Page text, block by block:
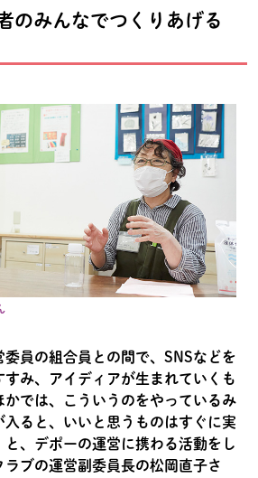
のみんなでつくりあげる
委員の組合員との間で、SNSなどを
み、アイディアが生まれていくも
かでは、こういうのをやっているみ
入ると、いいと思うものはすぐに実
、デポーの運営に携わる活動をし
ラブの運営副委員長の松岡直子さ